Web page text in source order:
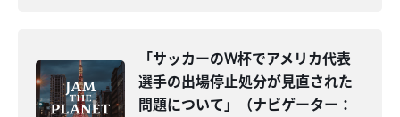
「サッカーのW杯でアメリカ代表
選手の出場停止処分が見直された
問題について」（ナビゲーター：